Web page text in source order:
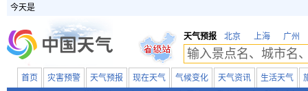
今天是
天气预报 北京 上海 广州
首页 灾害预警 天气预报 现在天气 气候变化 天气资讯 生活天气